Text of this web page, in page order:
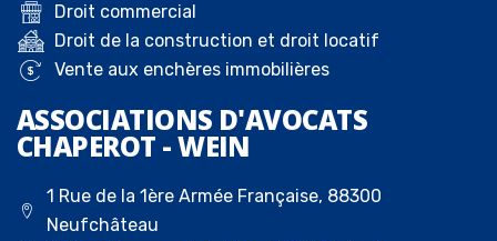
Droit commercial
Droit de la construction et droit locatif
Vente aux enchères immobilières
ASSOCIATIONS D'AVOCATS
CHAPEROT - WEIN
1 Rue de la 1ère Armée Française, 88300
Neufchâteau